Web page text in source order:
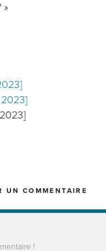
»
UN COMMENTAIRE
!